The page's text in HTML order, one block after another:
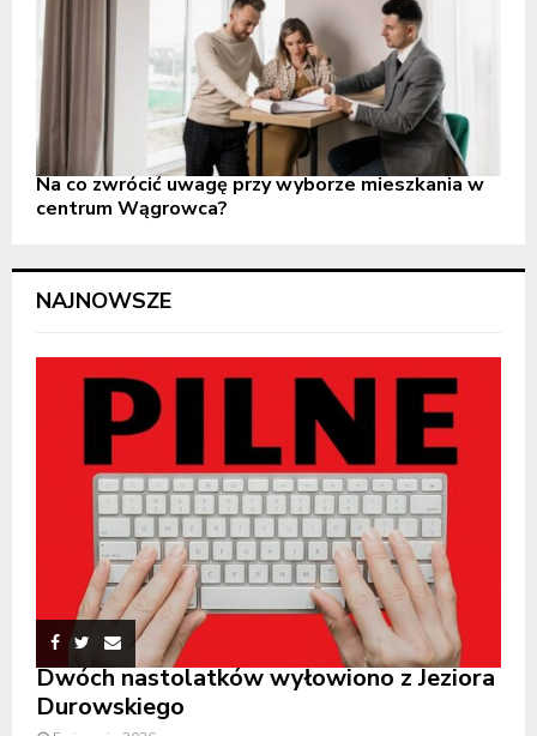
Na co zwrócić uwagę przy wyborze mieszkania w
centrum Wągrowca?
NAJNOWSZE
Dwóch nastolatków wyłowiono z Jeziora
Durowskiego